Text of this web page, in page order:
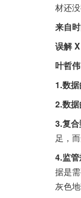
材还没
来自
误解
叶哲伟
1.数据
2.数据
3.复合
足，
4.监管
据是
灰色